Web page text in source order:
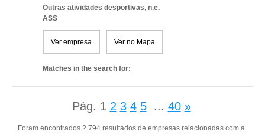
Outras atividades desportivas, n.e.
ASS
Ver empresa Ver no Mapa
Matches in the search for:
Pág. 1 2 3 4 5 ... 40 »
Foram encontrados 2.794 resultados de empresas relacionadas com a